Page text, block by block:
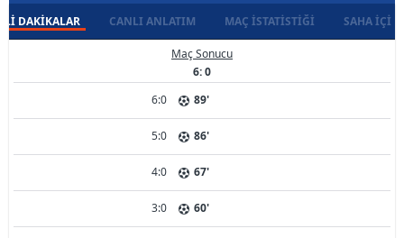
DAKIKALAR CANLI ANLATIM MAÇ İSTATISTIĞI SAHA İÇI
Maç Sonucu
6: 0
6:0
89'
5:0 86'
4:0 67'
3:0 60'